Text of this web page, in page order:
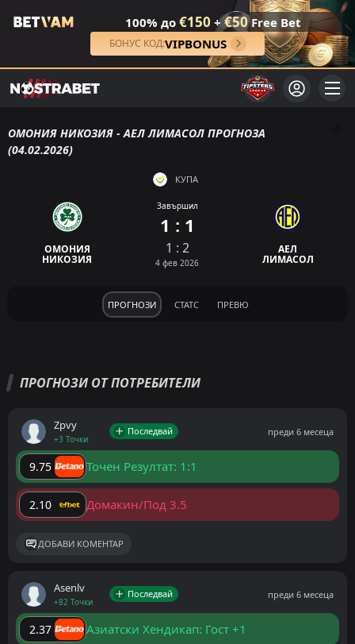
100% до €150 + €50Free Bet
БОНУС КОД:VIPBONUS
ОМОНИЯ НИКОЗИЯ - АЕЛ ЛИМАСОЛ ПРОГНОЗА
(04.02.2026)
КУПА
ОМОНИЯ
НИКОЗИЯ
Завършил
1 : 1
1 : 2
4 фев 2026
АЕЛ
ЛИМАСОЛ
ПРОГНОЗИ СТАТС ПРЕВЮ
ПРОГНОЗИ ОТ ПОТРЕБИТЕЛИ
Zpvy
+3 Точки
Последвай преди 6 месеца
9.75 Точен Резултат: 1:1
2.10 Домакин/Под 3.5
ДОБАВИ КОМЕНТАР
Asenlv
+82 Точки
Последвай преди 6 месеца
2.37 Азиатски Хендикап: Гост +1